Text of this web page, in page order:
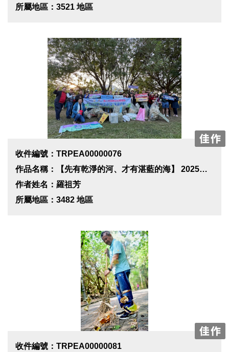
所屬地區：3521 地區
收件編號：TRPEA00000076
作品名稱：【先有乾淨的河、才有湛藍的海】 2025生態淡水河淨溪行動-讓溪流更清澈，讓環境更美好
作者姓名：羅祖芳
所屬地區：3482 地區
收件編號：TRPEA00000081